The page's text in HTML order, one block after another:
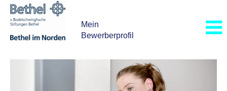
Mein
Bewerberprofil
BiN_Weitere